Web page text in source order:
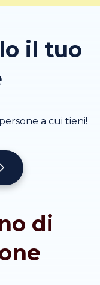
il tuo
a cui tieni!
di